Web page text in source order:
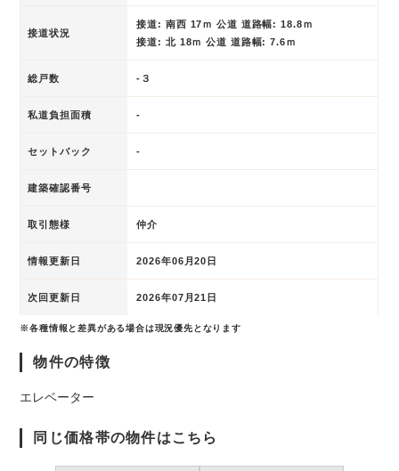
接道状況
接道: 南西 17ｍ 公道 道路幅: 18.8ｍ
接道: 北 18ｍ 公道 道路幅: 7.6ｍ
総戸数 -３
私道負担面積 -
セットバック -
建築確認番号
取引態様 仲介
情報更新日 2026年06月20日
次回更新日 2026年07月21日
※各種情報と差異がある場合は現況優先となります
物件の特徴
エレベーター
同じ価格帯の物件はこちら